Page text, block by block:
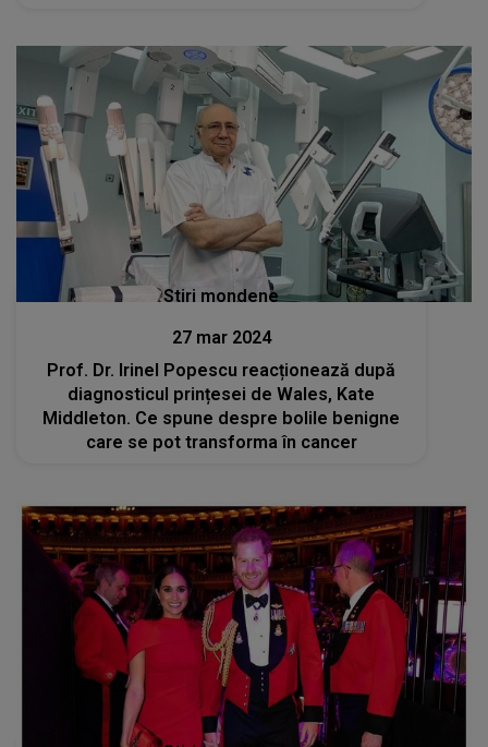
Stiri mondene
27 mar 2024
Prof. Dr. Irinel Popescu reacționează după
diagnosticul prințesei de Wales, Kate
Middleton. Ce spune despre bolile benigne
care se pot transforma în cancer